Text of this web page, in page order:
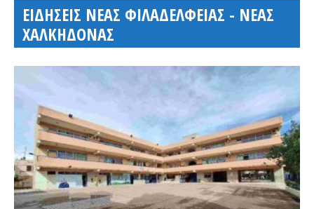
ΕΙΔΗΣΕΙΣ ΝΕΑΣ ΦΙΛΑΔΕΛΦΕΙΑΣ - ΝΕΑΣ
ΧΑΛΚΗΔΟΝΑΣ